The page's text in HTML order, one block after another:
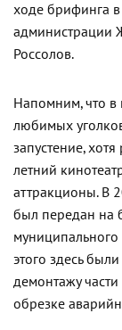
ходе брифинга
администрации
Россолов.
Напомним, что в
любимых
запустение,
летний
аттракционы. В
был передан на
муниципального
этого здесь
демонтажу
обрезке